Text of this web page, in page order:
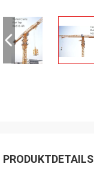
PRODUKTDETAILS